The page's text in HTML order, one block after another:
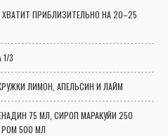
ПРИБЛИЗИТЕЛЬНО НА 20–25
3
ЛИМОН, АПЕЛЬСИН И ЛАЙМ
75 МЛ, СИРОП МАРАКУЙИ 250
500 МЛ